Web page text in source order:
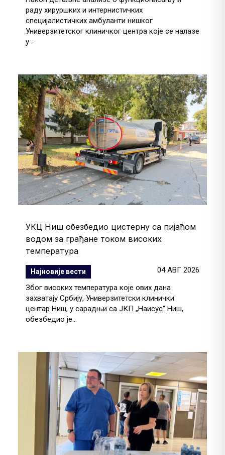
раду хируршких и интернистичких
специјалистичких амбуланти нишког
Универзитетског клиничког центра које се налазе
у...
УКЦ Ниш обезбедио цистерну са пијаћом
водом за грађане током високих
температура
Најновије вести
04 АВГ 2026
Због високих температура које ових дана
захватају Србију, Универзитетски клинички
центар Ниш, у сарадњи са ЈКП „Наисус“ Ниш,
обезбедио је...